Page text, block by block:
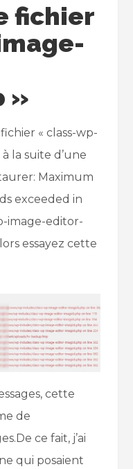
fichier
»
« class-wp-
la suite d’une
Maximum
exceeded in
image-editor-
essayez cette
cette
de
ce fait, j’ai
qui posaient